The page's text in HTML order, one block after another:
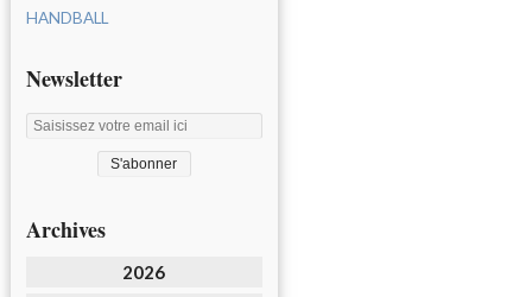
HANDBALL
Newsletter
Archives
2026